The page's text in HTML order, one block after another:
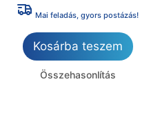
Mai feladás, gyors postázás!
Kosárba teszem
Összehasonlítás